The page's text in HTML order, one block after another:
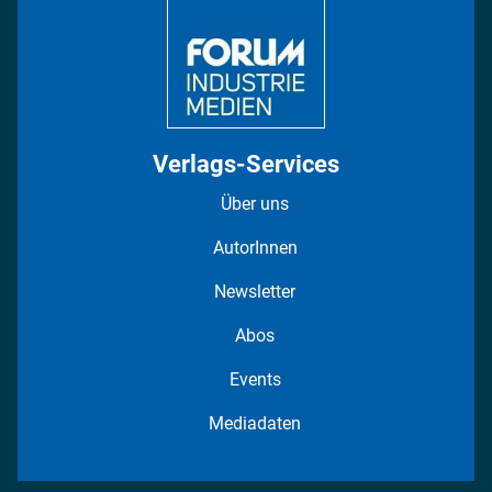
Verlags-Services
Über uns
AutorInnen
Newsletter
Abos
Events
Mediadaten